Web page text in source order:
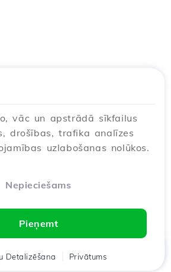
vāc un apstrādā sīkfailus
drošības, trafika analīzes
uzlabošanas nolūkos.
Nepieciešams
Pieņemt
Detalizēšana Privātums
Groza Chat